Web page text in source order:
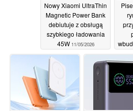
Nowy Xiaomi UltraThin
Magnetic Power Bank
debiutuje z obsługą
szybkiego ładowania
45W 11/05/2026